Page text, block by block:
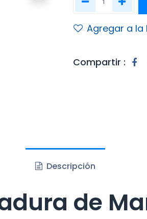
Agregar a la
Compartir :
Descripción
de